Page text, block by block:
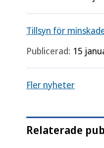
Tillsyn för
Publicerad: 15
Fler nyheter
Relaterade